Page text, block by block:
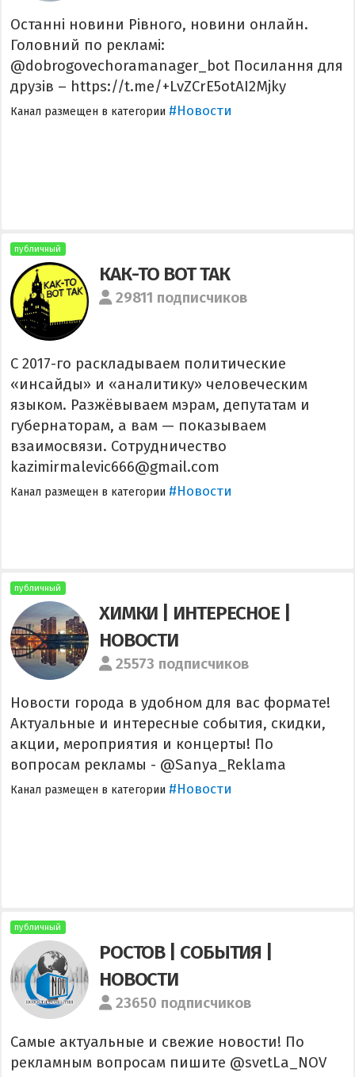
Останні новини Рівного, новини онлайн.
Головний по рекламі:
@dobrogovechoramanager_bot Посилання для
друзів – https://t.me/+LvZCrE5otAI2Mjky
Канал размещен в категории #Новости
публичный
КАК-ТО ВОТ ТАК
29811 подписчиков
С 2017-го раскладываем политические
«инсайды» и «аналитику» человеческим
языком. Разжёвываем мэрам, депутатам и
губернаторам, а вам — показываем
взаимосвязи. Сотрудничество
kazimirmalevic666@gmail.com
Канал размещен в категории #Новости
публичный
ХИМКИ | ИНТЕРЕСНОЕ |
НОВОСТИ
25573 подписчиков
Новости города в удобном для вас формате!
Актуальные и интересные события, скидки,
акции, мероприятия и концерты! По
вопросам рекламы - @Sanya_Reklama
Канал размещен в категории #Новости
публичный
РОСТОВ | СОБЫТИЯ |
НОВОСТИ
23650 подписчиков
Самые актуальные и свежие новости! По
рекламным вопросам пишите @svetLa_NOV